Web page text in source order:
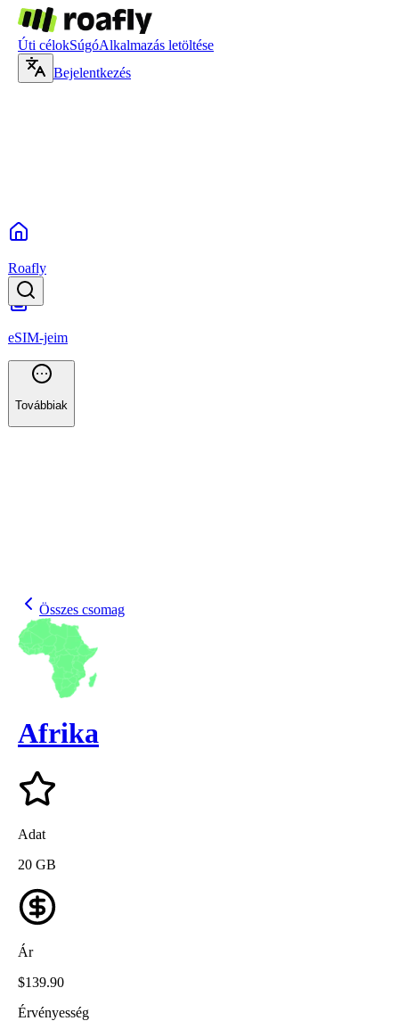
Úti célokSúgóAlkalmazás letöltése
Bejelentkezés
Roafly
eSIM-jeim
Továbbiak
Összes csomag
Afrika
Adat
20 GB
Ár
$139.90
Érvényesség